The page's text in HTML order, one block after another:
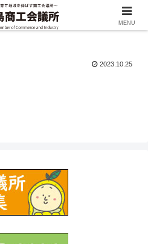
2023.10.25
MENU